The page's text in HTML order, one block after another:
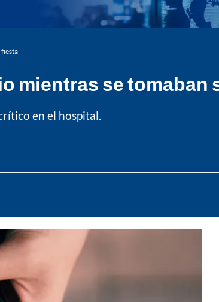
fiesta
mientras se tomaban
en el hospital.